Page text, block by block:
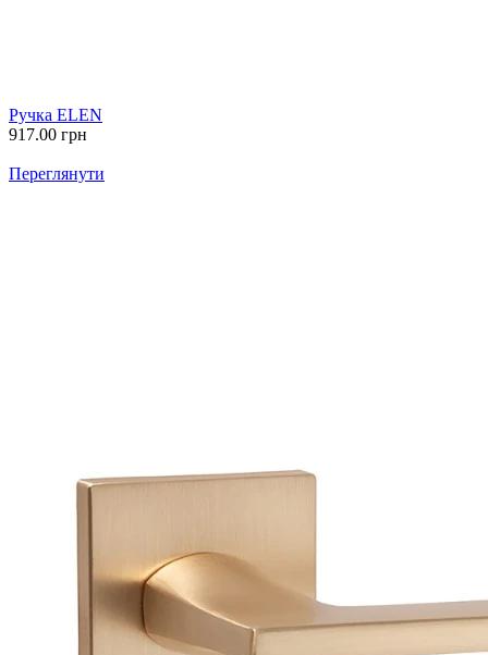
Ручка ELEN
917.00 грн
Переглянути